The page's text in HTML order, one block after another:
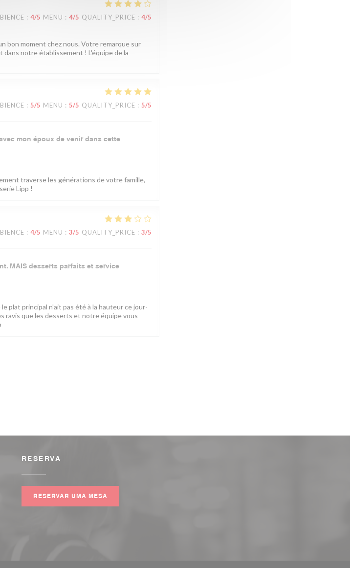
: 4/5 MENU : 4/5 QUALITY_PRICE : 4/5
bon moment chez nous. Votre remarque sur
notre établissement ! L'équipe de la
: 5/5 MENU : 5/5 QUALITY_PRICE : 5/5
mon époux de venir dans cette
traverse les générations de votre famille,
Lipp !
: 4/5 MENU : 3/5 QUALITY_PRICE : 3/5
MAIS desserts parfaits et service
plat principal n'ait pas été à la hauteur ce jour-
ravis que les desserts et notre équipe vous
RESERVA
RESERVAR UMA MESA